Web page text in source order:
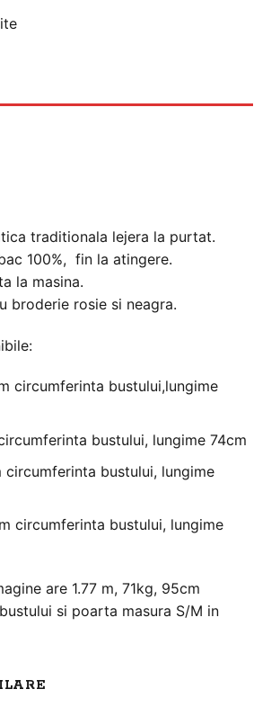
traditionala lejera la purtat.
100%, fin la atingere.
la masina.
broderie rosie si neagra.
circumferinta bustului,lungime
bustului, lungime 74cm
circumferinta bustului, lungime
circumferinta bustului, lungime
are 1.77 m, 71kg, 95cm
si poarta masura S/M in